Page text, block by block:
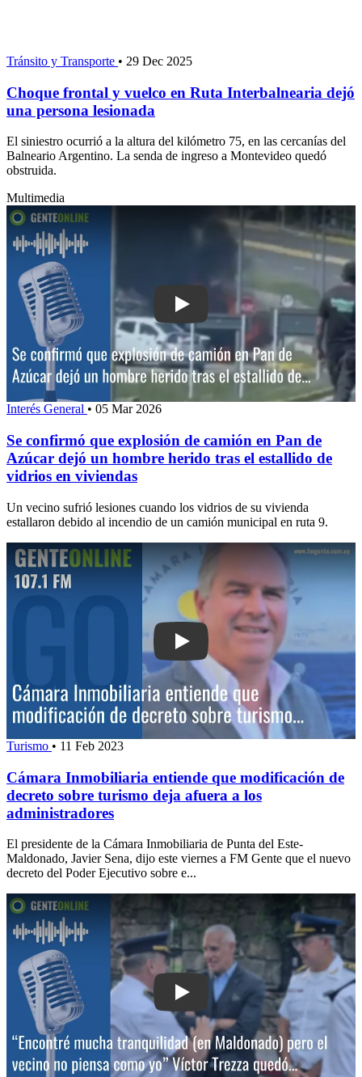
Tránsito y Transporte • 29 Dec 2025
Choque frontal y vuelco en Ruta Interbalnearia dejó
una persona lesionada
El siniestro ocurrió a la altura del kilómetro 75, en las cercanías del
Balneario Argentino. La senda de ingreso a Montevideo quedó
obstruida.
Multimedia
Play: Se confirmó que explosión de
Interés General • 05 Mar 2026
Se confirmó que explosión de camión en Pan de
Azúcar dejó un hombre herido tras el estallido de
vidrios en viviendas
Un vecino sufrió lesiones cuando los vidrios de su vivienda
estallaron debido al incendio de un camión municipal en ruta 9.
Play: Cámara Inmobiliaria entiende
Turismo • 11 Feb 2023
Cámara Inmobiliaria entiende que modificación de
decreto sobre turismo deja afuera a los
administradores
El presidente de la Cámara Inmobiliaria de Punta del Este-
Maldonado, Javier Sena, dijo este viernes a FM Gente que el nuevo
decreto del Poder Ejecutivo sobre e...
Play: “Encontré mucha tranquilidad